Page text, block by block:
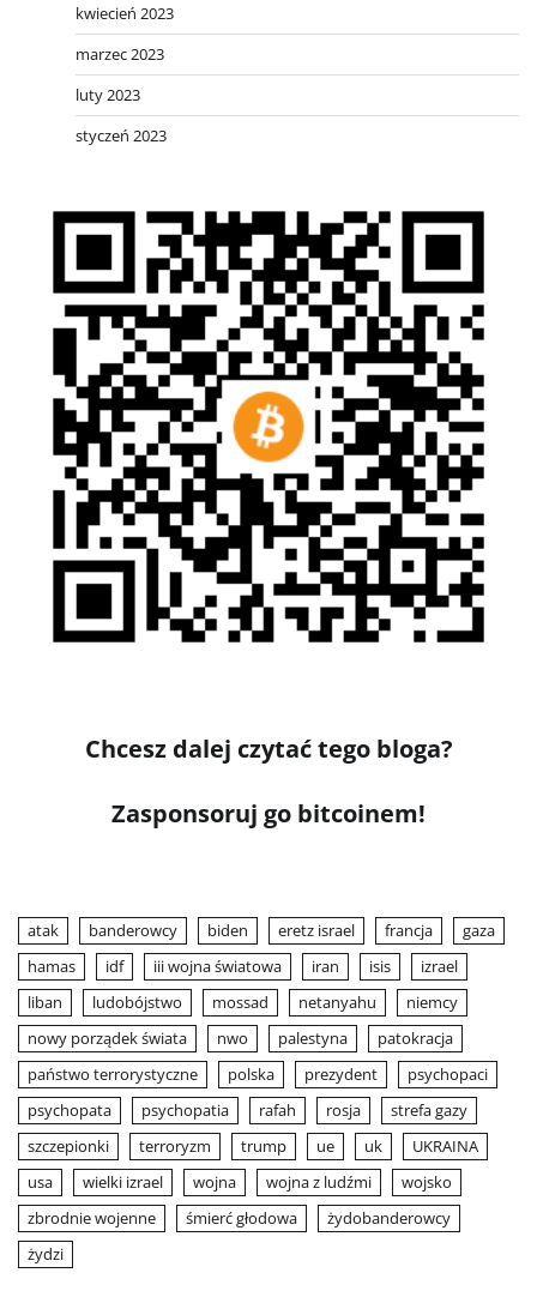
kwiecień 2023
marzec 2023
luty 2023
styczeń 2023
Chcesz dalej czytać tego bloga?
Zasponsoruj go bitcoinem!
atak banderowcy biden eretz israel francja
gaza
hamas
idf iii wojna światowa iran isis
izrael
liban
ludobójstwo mossad netanyahu
niemcy
nowy porządek świata
nwo palestyna
patokracja
państwo terrorystyczne
polska prezydent
psychopaci
psychopata
psychopatia rafah rosja
strefa gazy
szczepionki
terroryzm trump ue uk
UKRAINA
usa
wielki izrael wojna wojna z ludźmi
wojsko
zbrodnie wojenne
śmierć głodowa
żydobanderowcy
żydzi